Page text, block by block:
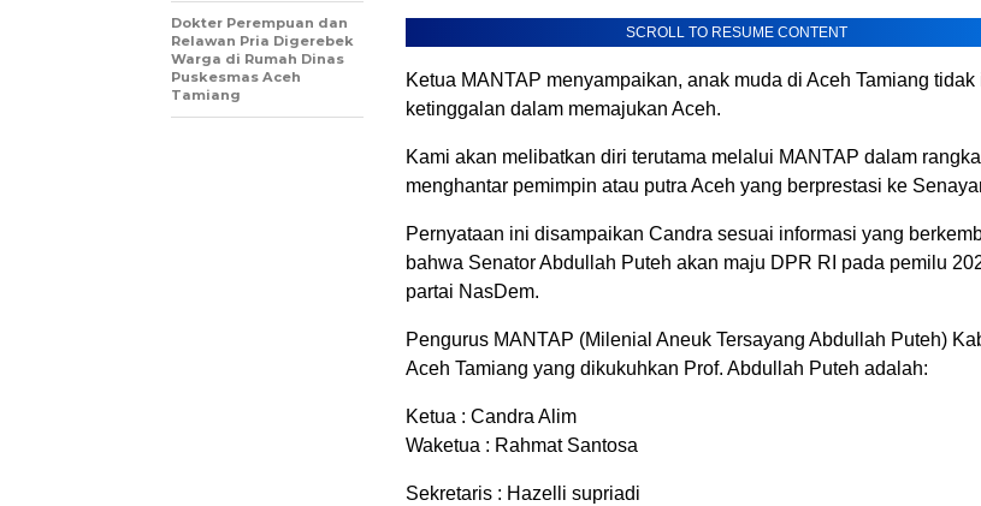
SCROLL TO RESUME CONTENT
Ketua MANTAP menyampaikan, anak muda di Aceh Tamiang tidak
ketinggalan dalam memajukan Aceh.
Kami akan melibatkan diri terutama melalui MANTAP dalam rangka
menghantar pemimpin atau putra Aceh yang berprestasi ke
Pernyataan ini disampaikan Candra sesuai informasi yang
bahwa Senator Abdullah Puteh akan maju DPR RI pada pemilu
partai NasDem.
Pengurus MANTAP (Milenial Aneuk Tersayang Abdullah Puteh)
Aceh Tamiang yang dikukuhkan Prof. Abdullah Puteh adalah:
Ketua : Candra Alim
Waketua : Rahmat Santosa
Sekretaris : Hazelli supriadi
Dokter Perempuan dan
Relawan Pria Digerebek
Warga di Rumah Dinas
Puskesmas Aceh
Tamiang